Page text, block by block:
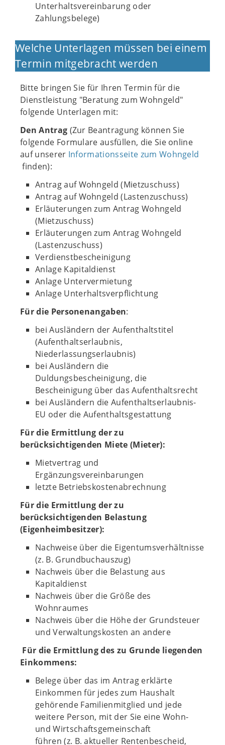
Unterhaltsvereinbarung oder
Zahlungsbelege)
Welche Unterlagen müssen bei einem
Termin mitgebracht werden
Bitte bringen Sie für Ihren Termin für die
Dienstleistung "Beratung zum Wohngeld"
folgende Unterlagen mit:
Den Antrag (Zur Beantragung können Sie
folgende Formulare ausfüllen, die Sie online
auf unserer Informationsseite zum Wohngeld
finden):
Antrag auf Wohngeld (Mietzuschuss)
Antrag auf Wohngeld (Lastenzuschuss)
Erläuterungen zum Antrag Wohngeld
(Mietzuschuss)
Erläuterungen zum Antrag Wohngeld
(Lastenzuschuss)
Verdienstbescheinigung
Anlage Kapitaldienst
Anlage Untervermietung
Anlage Unterhaltsverpflichtung
Für die Personenangaben:
bei Ausländern der Aufenthaltstitel
(Aufenthaltserlaubnis,
Niederlassungserlaubnis)
bei Ausländern die
Duldungsbescheinigung, die
Bescheinigung über das Aufenthaltsrecht
bei Ausländern die Aufenthaltserlaubnis-
EU oder die Aufenthaltsgestattung
Für die Ermittlung der zu
berücksichtigenden Miete (Mieter):
Mietvertrag und
Ergänzungsvereinbarungen
letzte Betriebskostenabrechnung
Für die Ermittlung der zu
berücksichtigenden Belastung
(Eigenheimbesitzer):
Nachweise über die Eigentumsverhältnisse
(z. B. Grundbuchauszug)
Nachweis über die Belastung aus
Kapitaldienst
Nachweis über die Größe des
Wohnraumes
Nachweis über die Höhe der Grundsteuer
und Verwaltungskosten an andere
Für die Ermittlung des zu Grunde liegenden
Einkommens:
Belege über das im Antrag erklärte
Einkommen für jedes zum Haushalt
gehörende Familienmitglied und jede
weitere Person, mit der Sie eine Wohn-
und Wirtschaftsgemeinschaft
führen (z. B. aktueller Rentenbescheid,